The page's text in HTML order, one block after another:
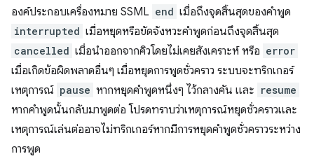
องค์ประกอบเครื่องหมาย SSML end เมื่อถึงจุดสิ้นสุดของคำพูด
interrupted เมื่อหยุดหรือขัดจังหวะคำพูดก่อนถึงจุดสิ้นสุด
cancelled เมื่อนำออกจากคิวโดยไม่เคยสังเคราะห์ หรือ error
เมื่อเกิดข้อผิดพลาดอื่นๆ เมื่อหยุดการพูดชั่วคราว ระบบจะทริกเกอร์
เหตุการณ์ pause หากหยุดคำพูดหนึ่งๆ ไว้กลางคัน และ resume
หากคำพูดนั้นกลับมาพูดต่อ โปรดทราบว่าเหตุการณ์หยุดชั่วคราวและ
เหตุการณ์เล่นต่ออาจไม่ทริกเกอร์หากมีการหยุดคำพูดชั่วคราวระหว่าง
การพูด